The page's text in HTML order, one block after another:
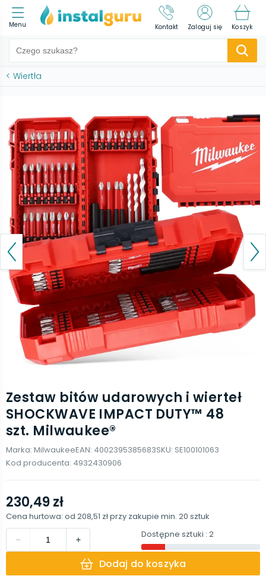
Menu Kontakt Zaloguj się Koszyk
< Wiertła
Zestaw bitów udarowych i wierteł
SHOCKWAVE IMPACT DUTY™ 48
szt. Milwaukee®
Marka: MilwaukeeEAN: 4002395385683SKU: SE100101063
Kod producenta: 4932430906
230,49 zł
Cena hurtowa: od 208,51 złprzy zakupie min. 20 sztuk
Dostępne sztuki : 2
Dodaj do koszyka